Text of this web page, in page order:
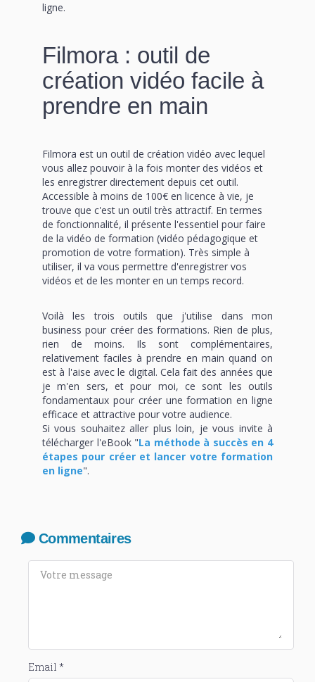
ligne.
Filmora : outil de
création vidéo facile à
prendre en main
Filmora est un outil de création vidéo avec lequel
vous allez pouvoir à la fois monter des vidéos et
les enregistrer directement depuis cet outil.
Accessible à moins de 100€ en licence à vie, je
trouve que c'est un outil très attractif. En termes
de fonctionnalité, il présente l'essentiel pour faire
de la vidéo de formation (vidéo pédagogique et
promotion de votre formation). Très simple à
utiliser, il va vous permettre d'enregistrer vos
vidéos et de les monter en un temps record.
Voilà les trois outils que j'utilise dans mon
business pour créer des formations. Rien de plus,
rien de moins. Ils sont complémentaires,
relativement faciles à prendre en main quand on
est à l'aise avec le digital. Cela fait des années que
je m'en sers, et pour moi, ce sont les outils
fondamentaux pour créer une formation en ligne
efficace et attractive pour votre audience.
Si vous souhaitez aller plus loin, je vous invite à
télécharger l'eBook "La méthode à succès en 4
étapes pour créer et lancer votre formation
en ligne".
Commentaires
Email *